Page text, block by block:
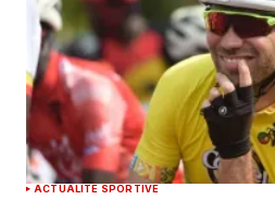
ACTUALITÉ SPORTIVE